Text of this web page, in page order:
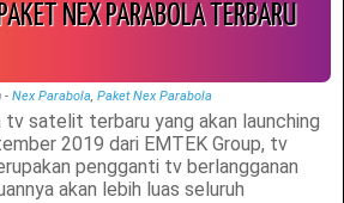
NEX PARABOLA TERBARU
- Nex Parabola,Paket Nex Parabola
tv satelit terbaru yang akan launching
2019 dari EMTEK Group, tv
pengganti tv berlangganan
akan lebih luas seluruh